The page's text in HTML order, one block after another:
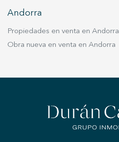
Andorra
Propiedades en venta en Andorra
Obra nueva en venta en Andorra